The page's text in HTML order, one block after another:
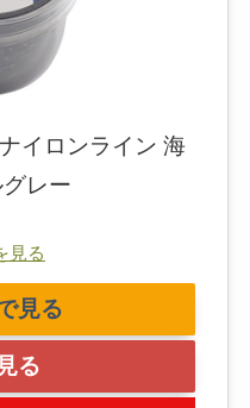
イロンライン 海
レー
見る
見る
る